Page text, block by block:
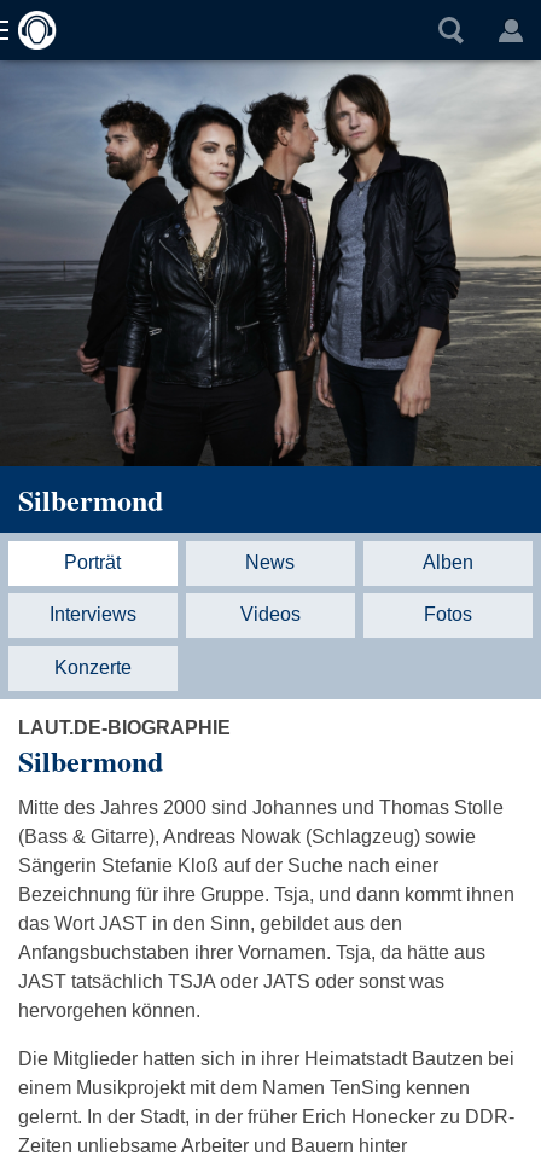
Silbermond
Porträt News Alben
Interviews Videos Fotos
Konzerte
LAUT.DE-BIOGRAPHIE
Silbermond
Mitte des Jahres 2000 sind Johannes und Thomas Stolle
(Bass & Gitarre), Andreas Nowak (Schlagzeug) sowie
Sängerin Stefanie Kloß auf der Suche nach einer
Bezeichnung für ihre Gruppe. Tsja, und dann kommt ihnen
das Wort JAST in den Sinn, gebildet aus den
Anfangsbuchstaben ihrer Vornamen. Tsja, da hätte aus
JAST tatsächlich TSJA oder JATS oder sonst was
hervorgehen können.
Die Mitglieder hatten sich in ihrer Heimatstadt Bautzen bei
einem Musikprojekt mit dem Namen TenSing kennen
gelernt. In der Stadt, in der früher Erich Honecker zu DDR-
Zeiten unliebsame Arbeiter und Bauern hinter